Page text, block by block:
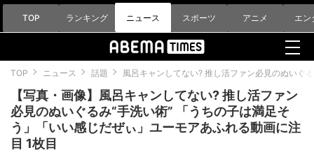
TOP ランキング ニュース スポーツ アニメ エン
TOP ニュース 話題 風呂キャンしてない? 推し活ファン必見のぬいぐ
【写真・画像】風呂キャンしてない? 推し活ファン
必見のぬいぐるみ“手洗い術” 「うちの子は満足そ
う」「いい感じだぜぃ」ユーモアあふれる動画に注
目 1枚目